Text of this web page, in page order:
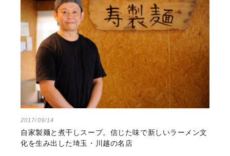
2017/09/14
自家製麺と煮干しスープ。信じた味で新しいラーメン文
化を生み出した埼玉・川越の名店